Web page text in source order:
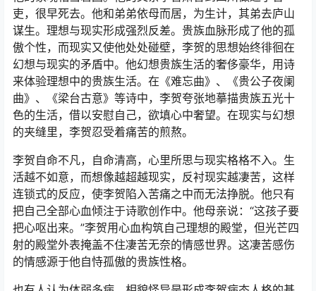
吏，很早死去。他和弟弟依母而居，为生计，其弟去庐山
谋生。理想与现实形成强烈反差。贵族血脉形成了他的孤
傲个性，而现实又使他处处碰壁，李贺的思想始终徘徊在
幻想与现实的矛盾中。他幻想贵族生活的奢侈豪华，用诗
来体验理想中的贵族生活。在《难忘曲》、《贵公子夜阑
曲》、《梁台古意》等诗中，李贺夸张地摹描贵族五光十
色的生活，借以安慰自己，欲填心中奢望。在现实与幻想
的夹缝里，李贺忍受着痛苦的煎熬。
李贺自命不凡，自命清高，心里所思与现实格格不入。生
活越不如意，而想像越超越现实，反衬现实越凄苦，这样
连锁式的反应，使李贺陷入苦痛之中而无法挣脱。他只有
把自己全部心血倾注于诗歌创作中。他母亲说：“这孩子要
把心呕出来。”李贺用心血构筑自己理想的殿堂，但光芒四
射的殿堂外表掩盖不住凄苦无奈的情感世界。这凄苦感伤
的情感源于他自恃孤傲的贵族性格。